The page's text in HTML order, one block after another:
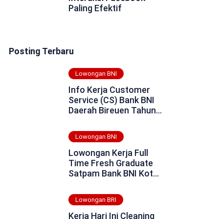
Paling Efektif
Posting Terbaru
Lowongan BNI
Info Kerja Customer
Service (CS) Bank BNI
Daerah Bireuen Tahun
Lowongan BNI
Lowongan Kerja Full
Time Fresh Graduate
Satpam Bank BNI Kota
2025
Lowongan BRI
Kerja Hari Ini Cleaning